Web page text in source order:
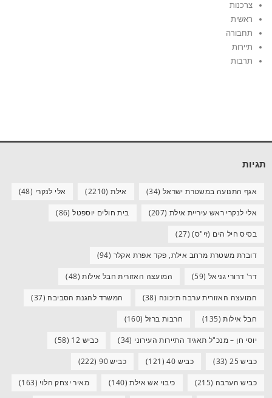
צרכנות
ראשית
תחבורה
תיירות
תרבות
תגיות
אגף התנועה במשטרת ישראל (34) אילת(2210) אלי לנקרי (48)
אלי לנקרי ראש עיריית אילת (207) בית חולים יוספטל(86)
בסיס חיל הים (זי"ס)(27)
דוברת משטרת מרחב אילת, פקד אפרת אקלר (94)
דר' דרורי גניאל (59) המועצה האזורית חבל אילות(48)
המועצה האזורית ערבה תיכונה (38) המשרד להגנת הסביבה (37)
חבל אילות(135) חרבות ברזל (160)
יוסי חן – מנכ"ל תאגיד התיירות העירוני (34) כביש 12 (58)
כביש 25 (33) כביש 40 (121) כביש 90 (222)
כביש הערבה (215) כיבוי אש אילת(140) מאיר יצחק הלוי (163)